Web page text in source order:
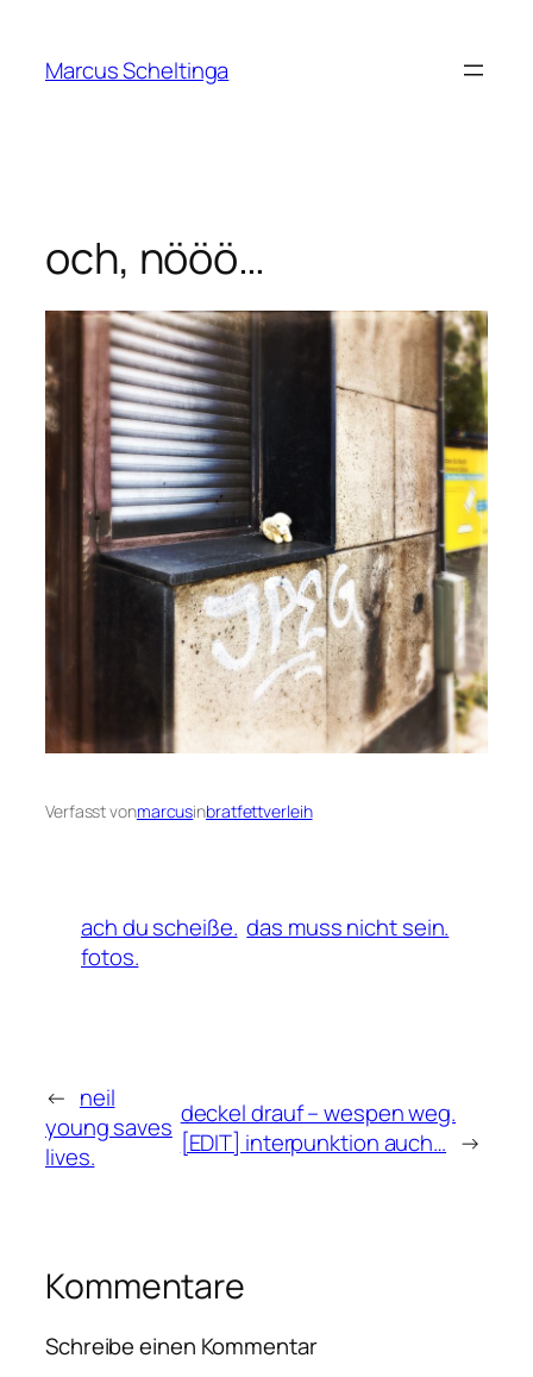
springen
Marcus Scheltinga
och, nööö…
Verfasst vonmarcusinbratfettverleih
ach du scheiße. das muss nicht sein.
fotos.
← neil
young saves
lives.
deckel drauf – wespen weg.
[EDIT] interpunktion auch… →
Kommentare
Schreibe einen Kommentar